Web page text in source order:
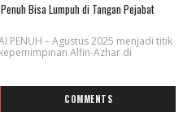
Bisa Lumpuh di Tangan Pejabat
PENUH – Agustus 2025 menjadi titik
Alfin-Azhar di
COMMENTS